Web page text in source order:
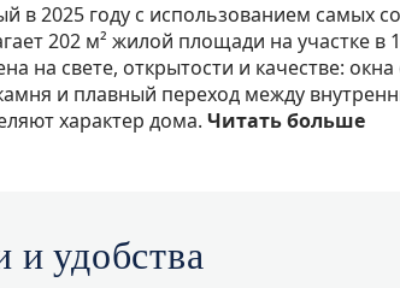
в 2025 году с использованием самых
202 м² жилой площади на участке в
на свете, открытости и качестве:
и плавный переход между
характер дома. Читать больше
и удобства